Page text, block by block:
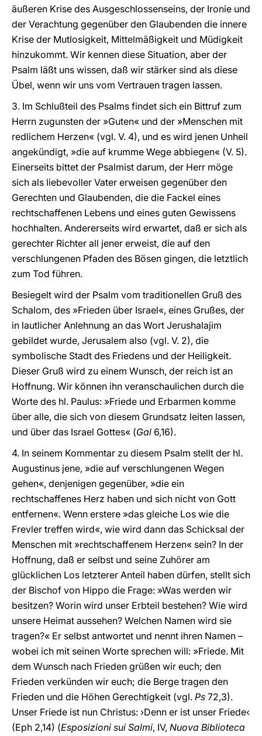
äußeren Krise des Ausgeschlossenseins, der Ironie und
der Verachtung gegenüber den Glaubenden die innere
Krise der Mutlosigkeit, Mittelmäßigkeit und Müdigkeit
hinzukommt. Wir kennen diese Situation, aber der
Psalm läßt uns wissen, daß wir stärker sind als diese
Übel, wenn wir uns vom Vertrauen tragen lassen.
3. Im Schlußteil des Psalms findet sich ein Bittruf zum
Herrn zugunsten der »Guten« und der »Menschen mit
redlichem Herzen« (vgl. V. 4), und es wird jenen Unheil
angekündigt, »die auf krumme Wege abbiegen« (V. 5).
Einerseits bittet der Psalmist darum, der Herr möge
sich als liebevoller Vater erweisen gegenüber den
Gerechten und Glaubenden, die die Fackel eines
rechtschaffenen Lebens und eines guten Gewissens
hochhalten. Andererseits wird erwartet, daß er sich als
gerechter Richter all jener erweist, die auf den
verschlungenen Pfaden des Bösen gingen, die letztlich
zum Tod führen.
Besiegelt wird der Psalm vom traditionellen Gruß des
Schalom, des »Frieden über Israel«, eines Grußes, der
in lautlicher Anlehnung an das Wort Jerushalajim
gebildet wurde, Jerusalem also (vgl. V. 2), die
symbolische Stadt des Friedens und der Heiligkeit.
Dieser Gruß wird zu einem Wunsch, der reich ist an
Hoffnung. Wir können ihn veranschaulichen durch die
Worte des hl. Paulus: »Friede und Erbarmen komme
über alle, die sich von diesem Grundsatz leiten lassen,
und über das Israel Gottes« (Gal 6,16).
4. In seinem Kommentar zu diesem Psalm stellt der hl.
Augustinus jene, »die auf verschlungenen Wegen
gehen«, denjenigen gegenüber, »die ein
rechtschaffenes Herz haben und sich nicht von Gott
entfernen«. Wenn erstere »das gleiche Los wie die
Frevler treffen wird«, wie wird dann das Schicksal der
Menschen mit »rechtschaffenem Herzen« sein? In der
Hoffnung, daß er selbst und seine Zuhörer am
glücklichen Los letzterer Anteil haben dürfen, stellt sich
der Bischof von Hippo die Frage: »Was werden wir
besitzen? Worin wird unser Erbteil bestehen? Wie wird
unsere Heimat aussehen? Welchen Namen wird sie
tragen?« Er selbst antwortet und nennt ihren Namen –
wobei ich mit seinen Worte sprechen will: »Friede. Mit
dem Wunsch nach Frieden grüßen wir euch; den
Frieden verkünden wir euch; die Berge tragen den
Frieden und die Höhen Gerechtigkeit (vgl. Ps 72,3).
Unser Friede ist nun Christus: ›Denn er ist unser Friede‹
(Eph 2,14) (Esposizioni sui Salmi, IV, Nuova Biblioteca